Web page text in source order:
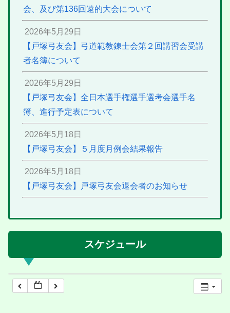
会、及び第136回遠的大会について
2026年5月29日
【戸塚弓友会】弓道範教錬士会第２回講習会受講
者名簿について
2026年5月29日
【戸塚弓友会】全日本選手権選手選考会選手名
簿、進行予定表について
2026年5月18日
【戸塚弓友会】５月度月例会結果報告
2026年5月18日
【戸塚弓友会】戸塚弓友会退会者のお知らせ
スケジュール